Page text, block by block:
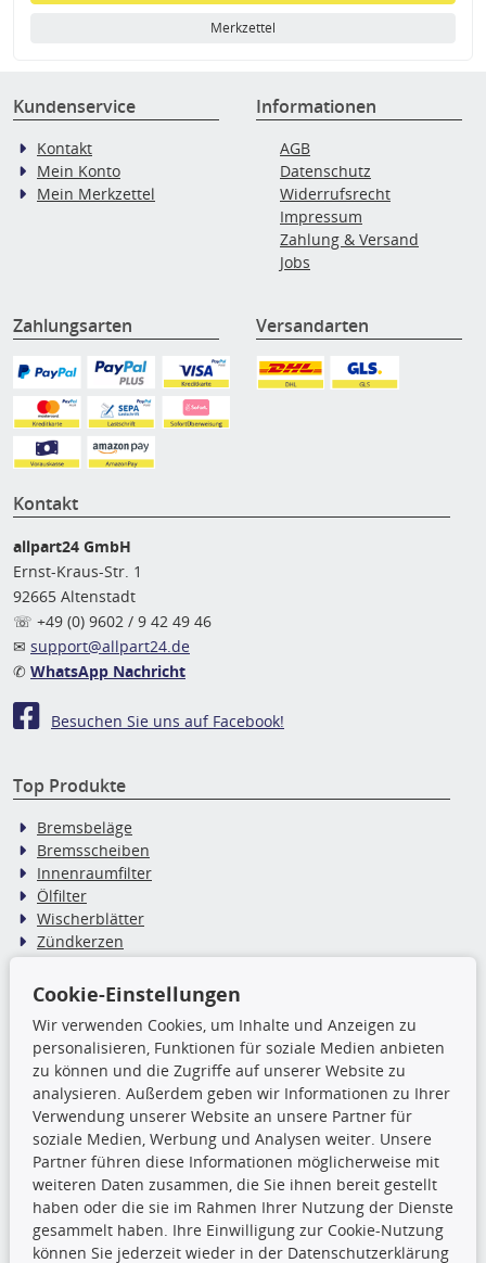
Merkzettel
Kundenservice
Kontakt
Mein Konto
Mein Merkzettel
Informationen
AGB
Datenschutz
Widerrufsrecht
Impressum
Zahlung & Versand
Jobs
Zahlungsarten Versandarten
Kontakt
allpart24 GmbH
Ernst-Kraus-Str. 1
92665 Altenstadt
☏ +49 (0) 9602 / 9 42 49 46
✉ support@allpart24.de
✆ WhatsApp Nachricht
Besuchen Sie uns auf Facebook!
Top Produkte
Bremsbeläge
Bremsscheiben
Innenraumfilter
Ölfilter
Wischerblätter
Zündkerzen
TecDoc Inside
Die hier angezeigten Daten,
insbesondere die gesamte Datenbank,
dürfen nicht kopiert werden. Es ist zu
unterlassen, die Daten oder die gesamte Datenbank ohne
vorherige Zustimmung TecDocs zu vervielfältigen, zu
verbreiten und/oder diese Handlungen durch Dritte ausführen
zu lassen. Ein Zuwiderhandeln stellt eine
Urheberrechtsverletzung dar und wird verfolgt.
Cookie-Einstellungen
Wir verwenden Cookies, um Inhalte und Anzeigen zu
personalisieren, Funktionen für soziale Medien anbieten
zu können und die Zugriffe auf unserer Website zu
analysieren. Außerdem geben wir Informationen zu Ihrer
Verwendung unserer Website an unsere Partner für
soziale Medien, Werbung und Analysen weiter. Unsere
Partner führen diese Informationen möglicherweise mit
weiteren Daten zusammen, die Sie ihnen bereit gestellt
haben oder die sie im Rahmen Ihrer Nutzung der Dienste
gesammelt haben. Ihre Einwilligung zur Cookie-Nutzung
können Sie jederzeit wieder in der Datenschutzerklärung